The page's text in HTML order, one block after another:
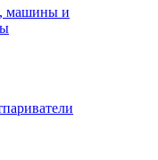
машины и